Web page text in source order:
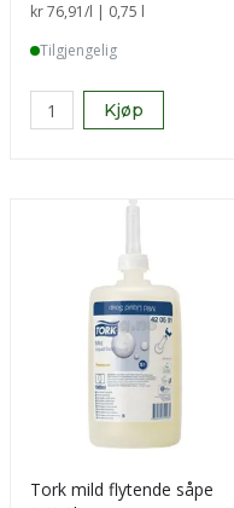
Sammenligning pris
kr 76,91/l | 0,75 l
Tilgjengelig
Kjøp
Tork mild flytende såpe